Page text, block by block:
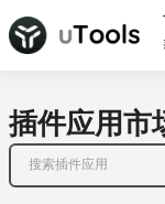
插件应用市